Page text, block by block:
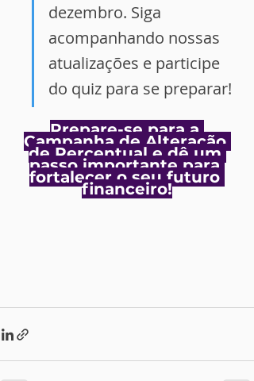
dezembro. Siga
acompanhando nossas
atualizações e participe
do quiz para se preparar!
Prepare-se para a
Campanha de Alteração
de Percentual e dê um
passo importante para
fortalecer o seu futuro
financeiro!